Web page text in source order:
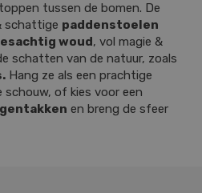
tussen de bomen. De
schattige paddenstoelen
woud , vol magie &
schatten van de natuur, zoals
Hang ze als een prachtige
of kies voor een
en breng de sfeer